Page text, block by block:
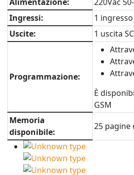
Ingressi:
1
Uscite:
1 uscita
Programmazione:
È
GSM
Memoria
disponibile:
25 pagine